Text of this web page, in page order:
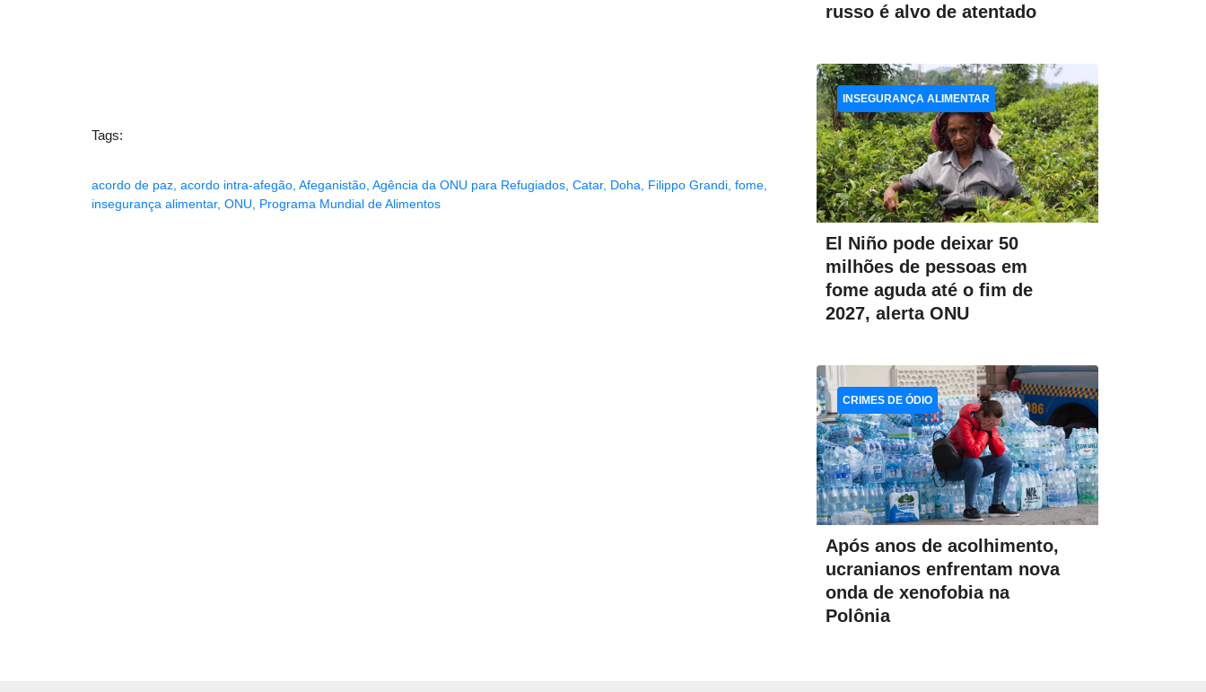
Tags:
acordo de paz acordo intra-afegão Afeganistão Agência da ONU para Refugiados Catar, Doha Filippo Grandi fome
insegurança alimentar, ONU Programa Mundial de Alimentos
russo é alvo de atentado
El Niño pode deixar 50
milhões de pessoas em
fome aguda até o fim de
2027, alerta ONU
INSEGURANÇA ALIMENTAR
Após anos de acolhimento,
ucranianos enfrentam nova
onda de xenofobia na
Polônia
CRIMES DE ÓDIO